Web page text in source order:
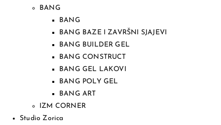
BANG
BANG
BANG BAZE I ZAVRŠNI SJAJEVI
BANG BUILDER GEL
BANG CONSTRUCT
BANG GEL LAKOVI
BANG POLY GEL
BANG ART
IZM CORNER
Studio Zorica